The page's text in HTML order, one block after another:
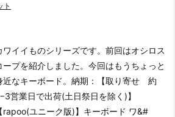
ト
ワイイものシリーズです。前回はオシロス
ープを紹介しました。 今回はもうちょっと
近なキーボード。 納期：【取り寄せ 約
営業日で出荷(土日祭日を除く)】
【rapoo(ユニーク版)】キーボード ワ&#